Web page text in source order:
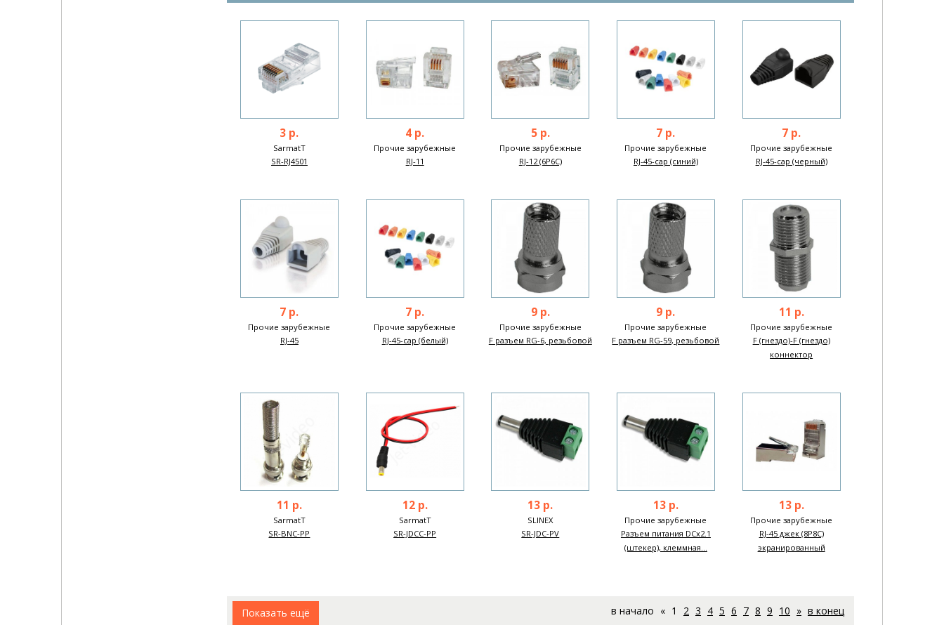
3 р.
SarmatT
SR-RJ4501
4 р.
Прочие зарубежные
RJ-11
5 р.
Прочие зарубежные
RJ-12 (6P6C)
7 р.
Прочие зарубежные
RJ-45-cap (синий)
7 р.
Прочие зарубежные
RJ-45-cap (черный)
7 р.
Прочие зарубежные
RJ-45
7 р.
Прочие зарубежные
RJ-45-cap (белый)
9 р.
Прочие зарубежные
F разъем RG-6, резьбовой
9 р.
Прочие зарубежные
F разъем RG-59, резьбовой
11 р.
Прочие зарубежные
F (гнездо)-F (гнездо)
коннектор
11 р.
SarmatT
SR-BNC-PP
12 р.
SarmatT
SR-JDCC-PP
13 р.
SLINEX
SR-JDC-PV
13 р.
Прочие зарубежные
Разъем питания DCx2.1
(штекер), клеммная...
13 р.
Прочие зарубежные
RJ-45 джек (8P8C)
экранированный
Показать ещё в начало « 1 2 3 4 5 6 7 8 9 10 » в конец